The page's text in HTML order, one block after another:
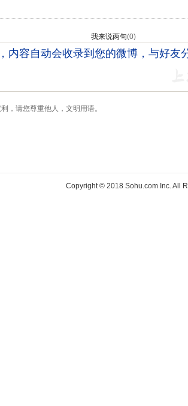
我来说两句(0)
，请您尊重他人，文明用语。
Copyright © 2018 Sohu.com Inc. All